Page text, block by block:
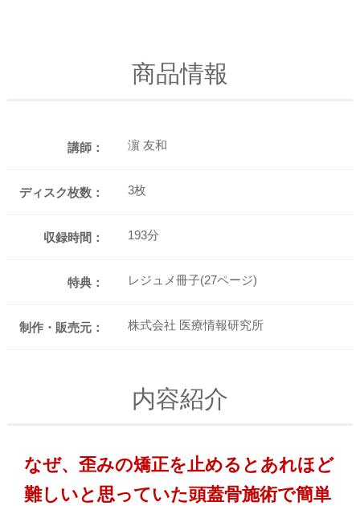
商品情報
講師： 濵 友和
ディスク枚数： 3枚
収録時間： 193分
特典： レジュメ冊子(27ページ)
制作・販売元： 株式会社 医療情報研究所
内容紹介
なぜ、歪みの矯正を止めるとあれほど
難しいと思っていた頭蓋骨施術で簡単